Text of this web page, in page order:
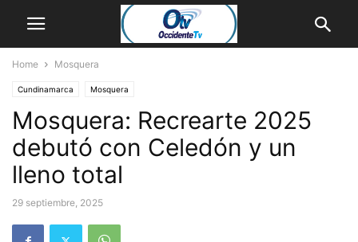
Home Mosquera
Cundinamarca Mosquera
Mosquera: Recrearte 2025
debutó con Celedón y un
lleno total
29 septiembre, 2025